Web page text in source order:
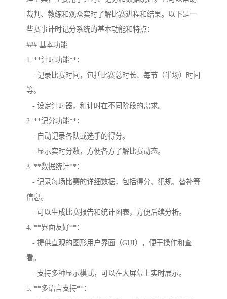
裁判、教练和观众实时了解比赛进程和结果。以下是一
些赛事计时记分系统的基本功能和特点：
### 基本功能
1. **计时功能**：
- 记录比赛时间，包括比赛总时长、每节（半场）时间
等。
- 设定计时器，和计时在不同阶段的需求。
2. **记分功能**：
- 自动记录各队或选手的得分。
- 显示实时分数，方便各方了解比赛动态。
3. **数据统计**：
- 记录每场比赛的详细数据，包括得分、犯规、替补等
信息。
- 可以生成比赛报告和统计图表，方便后续分析。
4. **界面友好**：
- 提供直观的图形用户界面（GUI），便于操作和查
看。
- 支持多种显示模式，可以在大屏幕上实时展示。
5. **多语言支持**：